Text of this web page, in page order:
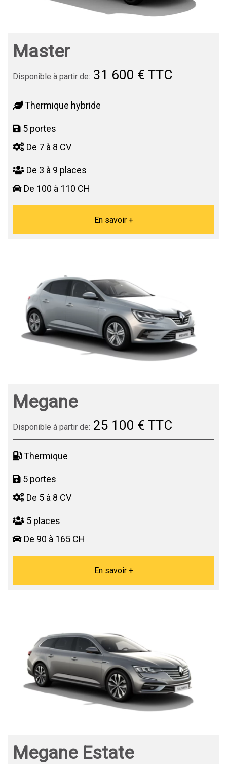
Master
Disponible à partir de: 31 600 € TTC
Thermique hybride
5 portes
De 7 à 8 CV
De 3 à 9 places
De 100 à 110 CH
En savoir +
Megane
Disponible à partir de: 25 100 € TTC
Thermique
5 portes
De 5 à 8 CV
5 places
De 90 à 165 CH
En savoir +
Megane Estate